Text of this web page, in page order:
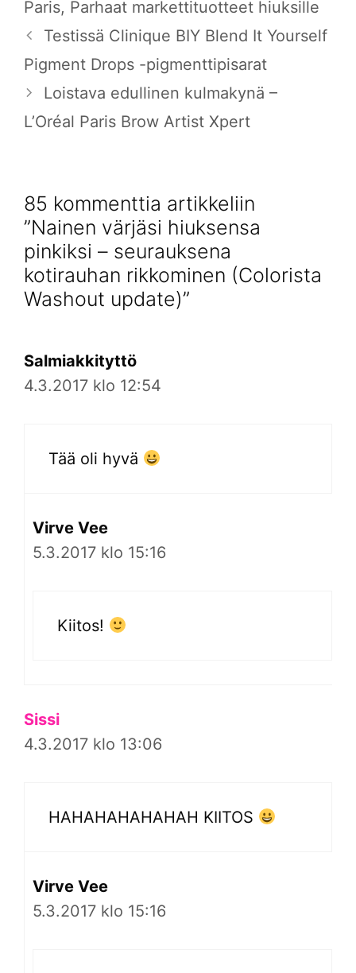
Paris, Parhaat markettituotteet hiuksille
Testissä Clinique BIY Blend It Yourself
Pigment Drops -pigmenttipisarat
Loistava edullinen kulmakynä –
L’Oréal Paris Brow Artist Xpert
85 kommenttia artikkeliin
”Nainen värjäsi hiuksensa
pinkiksi – seurauksena
kotirauhan rikkominen (Colorista
Washout update)”
Salmiakkityttö
4.3.2017 klo 12:54
Tää oli hyvä
Virve Vee
5.3.2017 klo 15:16
Kiitos!
Sissi
4.3.2017 klo 13:06
HAHAHAHAHAHAH KIITOS
Virve Vee
5.3.2017 klo 15:16